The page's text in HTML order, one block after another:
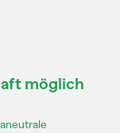
möglich